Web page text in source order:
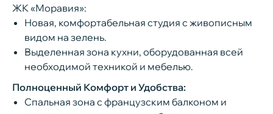
ЖК «Моравия»:
Новая, комфортабельная студия с живописным
видом на зелень.
Выделенная зона кухни, оборудованная всей
необходимой техникой и мебелью.
Полноценный Комфорт и Удобства:
Спальная зона с французским балконом и
1 спальное место (2 человека)